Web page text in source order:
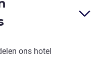
ons hotel